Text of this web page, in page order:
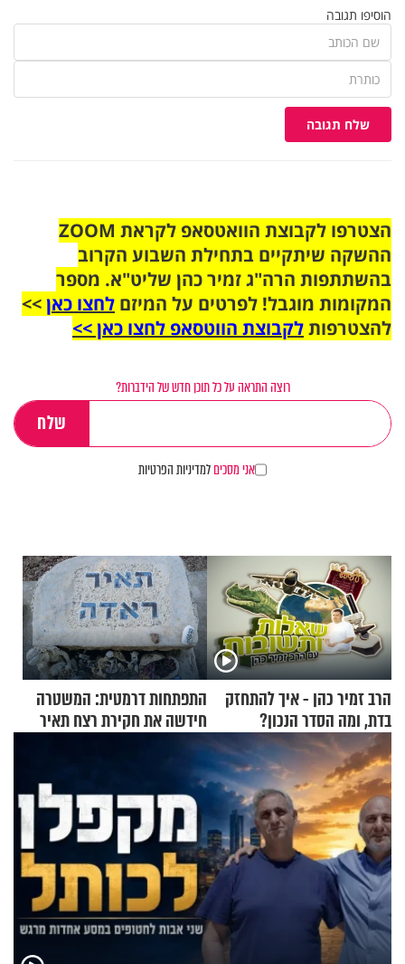
הוסיפו תגובה
שלח תגובה
הצטרפו לקבוצת הוואטסאפ לקראת ZOOM
ההשקה שיתקיים בתחילת השבוע הקרוב
בהשתתפות הרה"ג זמיר כהן שליט"א. מספר
המקומות מוגבל! לפרטים על המיזם לחצו כאן>>
להצטרפותלקבוצת הווטסאפ לחצו כאן >>
רוצה התראה על כל תוכן חדש של הידברות?
אני מסכיםלמדיניות הפרטיות
הרב זמיר כהן - איך להתחזק
בדת, ומה הסדר הנכון?
התפתחות דרמטית: המשטרה
חידשה את חקירת רצח תאיר
ראדה